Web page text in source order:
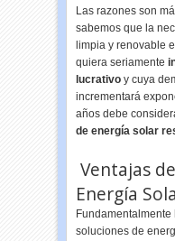
Las razones son
sabemos que la
limpia y renovable
quiera seriamente
lucrativo y cuya
incrementará
años debe
de energía solar
Ventajas
Energía
soluciones de